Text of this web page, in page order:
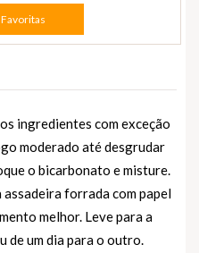
ingredientes com exceção
moderado até desgrudar
o bicarbonato e misture.
assadeira forrada com papel
melhor. Leve para a
de um dia para o outro.